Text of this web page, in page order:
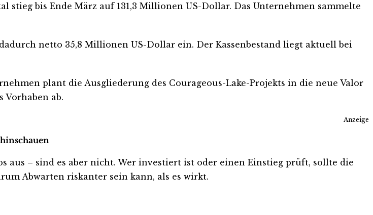
bis Ende März auf 131,3 Millionen US-Dollar. Das Unternehmen sammelte
netto 35,8 Millionen US-Dollar ein. Der Kassenbestand liegt aktuell bei
plant die Ausgliederung des Courageous-Lake-Projekts in die neue Valor
Vorhaben ab.
Anzeige
aus – sind es aber nicht. Wer investiert ist oder einen Einstieg prüft, sollte die
Abwarten riskanter sein kann, als es wirkt.